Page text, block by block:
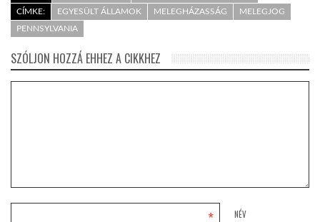
CÍMKE:
EGYESÜLT ÁLLAMOK MELEGHÁZASSÁG
MELEGJOG
PENNSYLVANIA
SZÓLJON HOZZÁ EHHEZ A CIKKHEZ
NÉV